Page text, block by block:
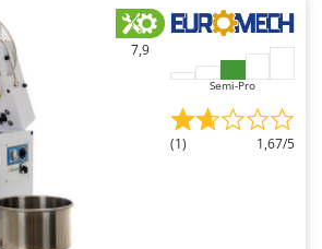
7,9
Semi-Pro
(1) 1,67/5